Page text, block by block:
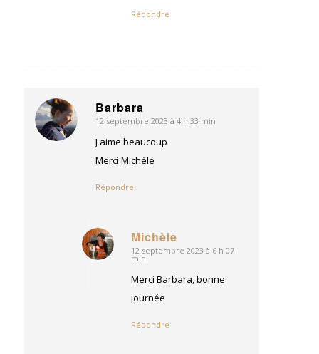
Répondre
Barbara
dit
:
12 septembre 2023 à 4 h 33 min
J aime beaucoup
Merci Michèle
Répondre
Michèle
dit
12 septembre 2023 à 6 h 07
min
Merci Barbara, bonne
journée
Répondre